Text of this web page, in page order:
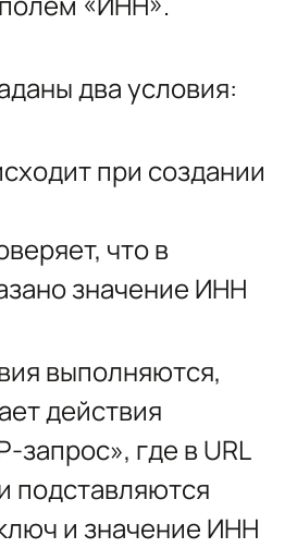
два условия:
при создании
что в
значение ИНН
выполняются,
действия
запрос», где в URL
подставляются
и значение ИНН